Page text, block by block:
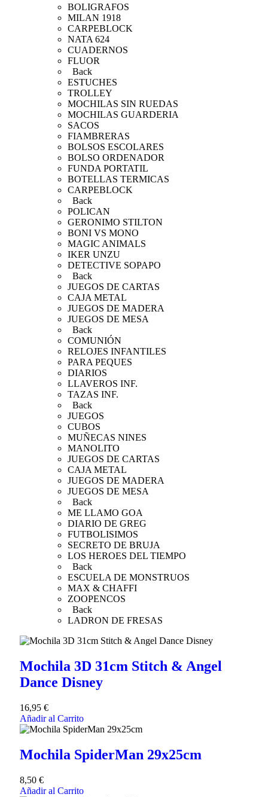
BOLIGRAFOS
MILAN 1918
CARPEBLOCK
NATA 624
CUADERNOS
FLUOR
Back
ESTUCHES
TROLLEY
MOCHILAS SIN RUEDAS
MOCHILAS GUARDERIA
SACOS
FIAMBRERAS
BOLSOS ESCOLARES
BOLSO ORDENADOR
FUNDA PORTATIL
BOTELLAS TERMICAS
CARPEBLOCK
Back
POLICAN
GERONIMO STILTON
BONI VS MONO
MAGIC ANIMALS
IKER UNZU
DETECTIVE SOPAPO
Back
JUEGOS DE CARTAS
CAJA METAL
JUEGOS DE MADERA
JUEGOS DE MESA
Back
COMUNIÓN
RELOJES INFANTILES
PARA PEQUES
DIARIOS
LLAVEROS INF.
TAZAS INF.
Back
JUEGOS
CUBOS
MUÑECAS NINES
MANOLITO
JUEGOS DE CARTAS
CAJA METAL
JUEGOS DE MADERA
JUEGOS DE MESA
Back
ME LLAMO GOA
DIARIO DE GREG
FUTBOLISIMOS
SECRETO DE BRUJA
LOS HEROES DEL TIEMPO
Back
ESCUELA DE MONSTRUOS
MAX & CHAFFI
ZOOPENCOS
Back
LADRON DE FRESAS
Mochila 3D 31cm Stitch & Angel
Dance Disney
16,95 €
Añadir al Carrito
Mochila SpiderMan 29x25cm
8,50 €
Añadir al Carrito